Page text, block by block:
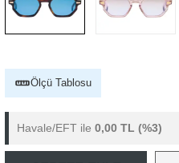
Ölçü Tablosu
Havale/EFT ile 0,00 TL (%3)